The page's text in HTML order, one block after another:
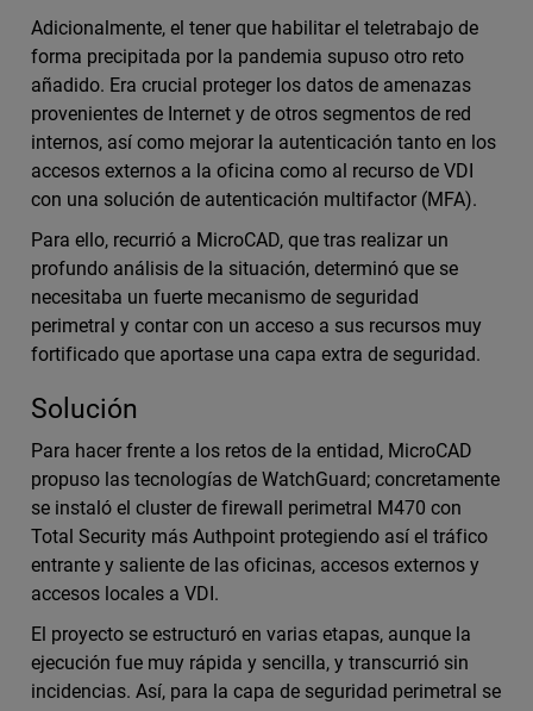
Adicionalmente, el tener que habilitar el teletrabajo de
forma precipitada por la pandemia supuso otro reto
añadido. Era crucial proteger los datos de amenazas
provenientes de Internet y de otros segmentos de red
internos, así como mejorar la autenticación tanto en los
accesos externos a la oficina como al recurso de VDI
con una solución de autenticación multifactor (MFA).
Para ello, recurrió a MicroCAD, que tras realizar un
profundo análisis de la situación, determinó que se
necesitaba un fuerte mecanismo de seguridad
perimetral y contar con un acceso a sus recursos muy
fortificado que aportase una capa extra de seguridad.
Solución
Para hacer frente a los retos de la entidad, MicroCAD
propuso las tecnologías de WatchGuard; concretamente
se instaló el cluster de firewall perimetral M470 con
Total Security más Authpoint protegiendo así el tráfico
entrante y saliente de las oficinas, accesos externos y
accesos locales a VDI.
El proyecto se estructuró en varias etapas, aunque la
ejecución fue muy rápida y sencilla, y transcurrió sin
incidencias. Así, para la capa de seguridad perimetral se